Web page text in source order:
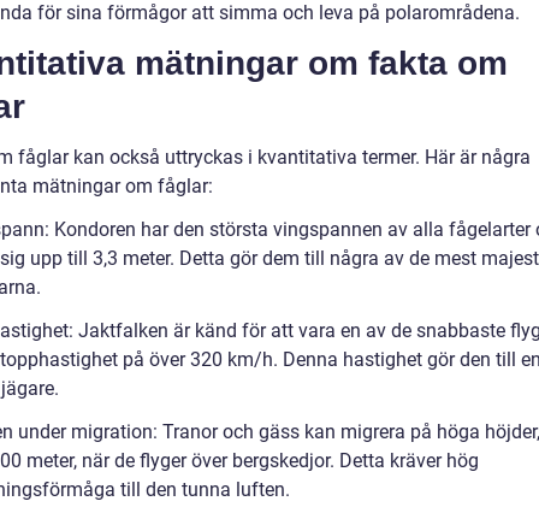
för sina förmågor att simma och leva på polarområdena.
mätningar om fakta om
fåglar kan också uttryckas i kvantitativa termer. Här är några
mätningar om fåglar:
Kondoren har den största vingspannen av alla fågelarter
upp till 3,3 meter. Detta gör dem till några av de mest
Jaktfalken är känd för att vara en av de snabbaste
på över 320 km/h. Denna hastighet gör den till
under migration: Tranor och gäss kan migrera på höga
meter, när de flyger över bergskedjor. Detta kräver hög
till den tunna luften.